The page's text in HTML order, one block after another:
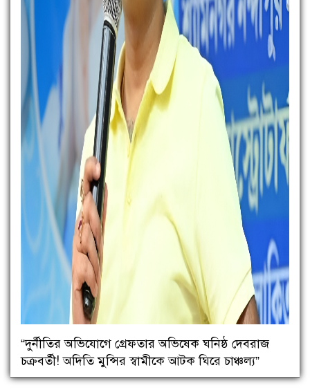
“দুর্নীতির অভিযোগে গ্রেফতার অভিষেক ঘনিষ্ঠ দেবরাজ
চক্রবর্তী! অদিতি মুন্সির স্বামীকে আটক ঘিরে চাঞ্চল্য”